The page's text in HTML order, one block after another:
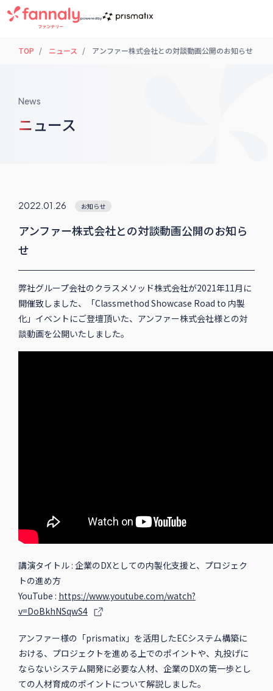
powered by
TOP ニュース アンファー株式会社との対談動画公開のお知らせ
News
ニュース
2022.01.26 お知らせ
アンファー株式会社との対談動画公開のお知ら
せ
弊社グループ会社のクラスメソッド株式会社が2021年11月に
開催致しました、「Classmethod Showcase Road to 内製
化」イベントにご登壇頂いた、アンファー株式会社様との対
談動画を公開いたしました。
講演タイトル : 企業のDXとしての内製化支援と、プロジェク
トの進め方
YouTube : https://www.youtube.com/watch?
v=DoBkhNSqwS4
アンファー様の「prismatix」を活用したECシステム構築に
おける、プロジェクトを進める上でのポイントや、丸投げに
ならないシステム開発に必要な人材、企業のDXの第一歩とし
ての人材育成のポイントについて解説しました。